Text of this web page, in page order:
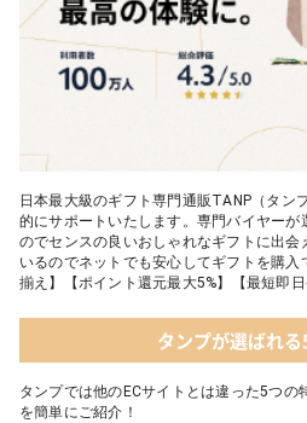
日本最大級のギフト専門通販TANP（タン
的にサポートいたします。専門バイヤー
のでセンスの良いおしゃれなギフトに出
いるのでネットでも安心してギフトを購
揃え】【ポイント還元最大5%】【最短即日
タンプが選ばれ
タンプでは他のECサイトとは違った5つの
を簡単にご紹介！